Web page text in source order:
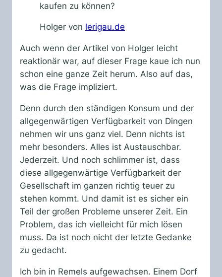
kaufen zu können?
Holger von lerigau.de
Auch wenn der Artikel von Holger leicht
reaktionär war, auf dieser Frage kaue ich nun
schon eine ganze Zeit herum. Also auf das,
was die Frage impliziert.
Denn durch den ständigen Konsum und der
allgegenwärtigen Verfügbarkeit von Dingen
nehmen wir uns ganz viel. Denn nichts ist
mehr besonders. Alles ist Austauschbar.
Jederzeit. Und noch schlimmer ist, dass
diese allgegenwärtige Verfügbarkeit der
Gesellschaft im ganzen richtig teuer zu
stehen kommt. Und damit ist es sicher ein
Teil der großen Probleme unserer Zeit. Ein
Problem, das ich vielleicht für mich lösen
muss. Da ist noch nicht der letzte Gedanke
zu gedacht.
Ich bin in Remels aufgewachsen. Einem Dorf